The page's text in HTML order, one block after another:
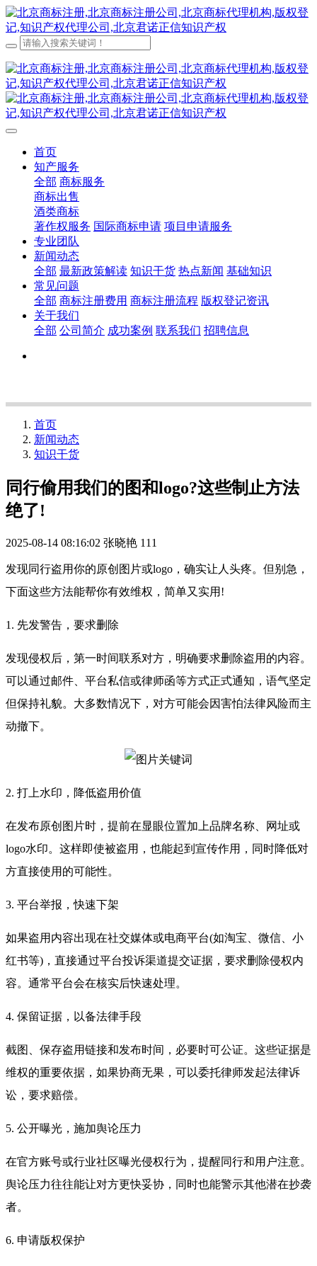
首页
知产服务
全部 商标服务
商标出售
酒类商标
著作权服务 国际商标申请 项目申请服务
专业团队
新闻动态
全部 最新政策解读 知识干货 热点新闻 基础知识
常见问题
全部 商标注册费用 商标注册流程 版权登记资讯
关于我们
全部 公司简介 成功案例 联系我们 招聘信息
首页
新闻动态
知识干货
同行偷用我们的图和logo?这些制止方法
绝了!
2025-08-14 08:16:02 张晓艳 111
发现同行盗用你的原创图片或logo，确实让人头疼。但别急，
下面这些方法能帮你有效维权，简单又实用!
1. 先发警告，要求删除
发现侵权后，第一时间联系对方，明确要求删除盗用的内容。
可以通过邮件、平台私信或律师函等方式正式通知，语气坚定
但保持礼貌。大多数情况下，对方可能会因害怕法律风险而主
动撤下。
2. 打上水印，降低盗用价值
在发布原创图片时，提前在显眼位置加上品牌名称、网址或
logo水印。这样即使被盗用，也能起到宣传作用，同时降低对
方直接使用的可能性。
3. 平台举报，快速下架
如果盗用内容出现在社交媒体或电商平台(如淘宝、微信、小
红书等)，直接通过平台投诉渠道提交证据，要求删除侵权内
容。通常平台会在核实后快速处理。
4. 保留证据，以备法律手段
截图、保存盗用链接和发布时间，必要时可公证。这些证据是
维权的重要依据，如果协商无果，可以委托律师发起法律诉
讼，要求赔偿。
5. 公开曝光，施加舆论压力
在官方账号或行业社区曝光侵权行为，提醒同行和用户注意。
舆论压力往往能让对方更快妥协，同时也能警示其他潜在抄袭
者。
6. 申请版权保护